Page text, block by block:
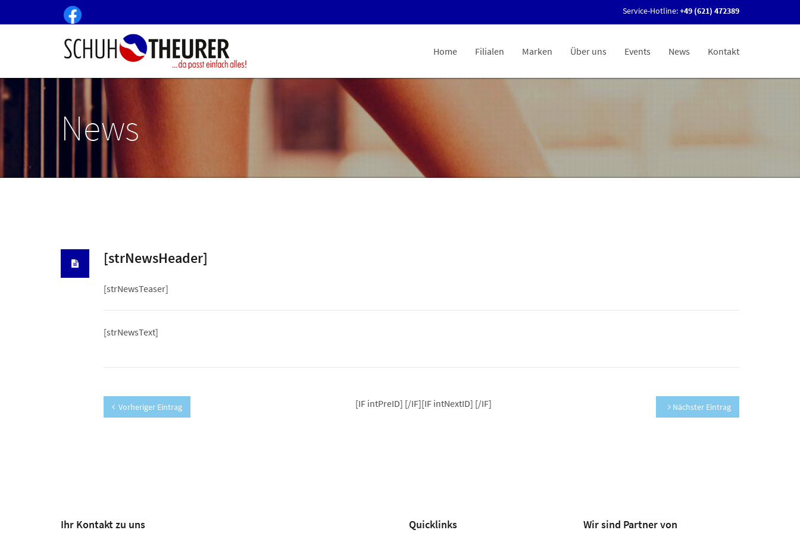
Service-Hotline:+49 (621) 472389
Home Filialen Marken Über uns Events News Kontakt
News
[strNewsHeader]
[strNewsTeaser]
[strNewsText]
[IF intPreID]
Vorheriger Eintrag [/IF][IF intNextID] Nächster Eintrag
[/IF]
Ihr Kontakt zu uns Quicklinks Wir sind Partner von